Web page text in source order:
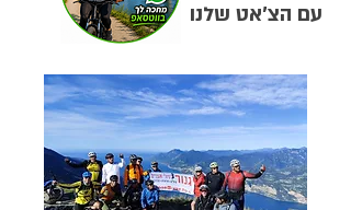
עם הצ'אט שלנו